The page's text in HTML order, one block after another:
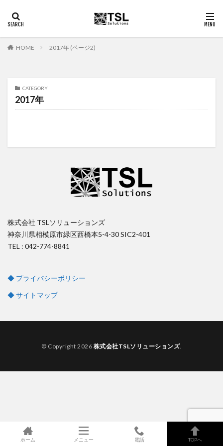
HOME 2017年 (ページ2)
CATEGORY
2017年
株式会社 TSLソリューションズ
神奈川県相模原市緑区西橋本5-4-30 SIC2-401
TEL : 042-774-8841
◆ プライバシーポリシー
◆ サイトマップ
© Copyright 2026 株式会社TSLソリューションズ.
ホーム メニュー 電話 TOPへ